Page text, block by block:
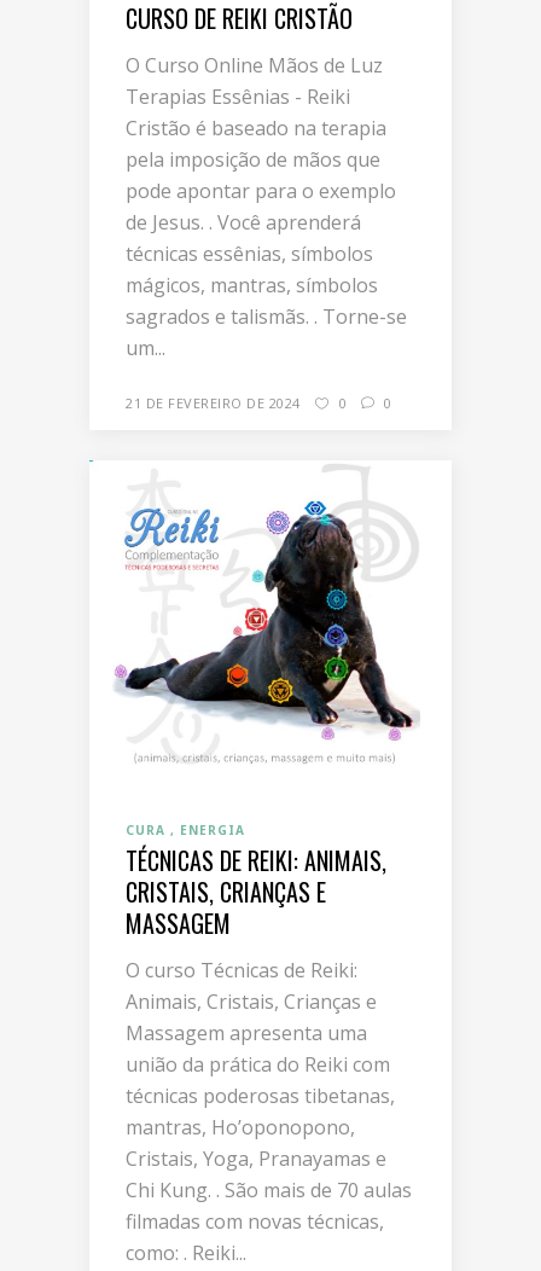
CURSO DE REIKI CRISTÃO
O Curso Online Mãos de Luz
Terapias Essênias - Reiki
Cristão é baseado na terapia
pela imposição de mãos que
pode apontar para o exemplo
de Jesus. . Você aprenderá
técnicas essênias, símbolos
mágicos, mantras, símbolos
sagrados e talismãs. . Torne-se
um...
21 DE FEVEREIRO DE 2024 0 0
CURA ENERGIA
TÉCNICAS DE REIKI: ANIMAIS,
CRISTAIS, CRIANÇAS E
MASSAGEM
O curso Técnicas de Reiki:
Animais, Cristais, Crianças e
Massagem apresenta uma
união da prática do Reiki com
técnicas poderosas tibetanas,
mantras, Ho’oponopono,
Cristais, Yoga, Pranayamas e
Chi Kung. . São mais de 70 aulas
filmadas com novas técnicas,
como: . Reiki...